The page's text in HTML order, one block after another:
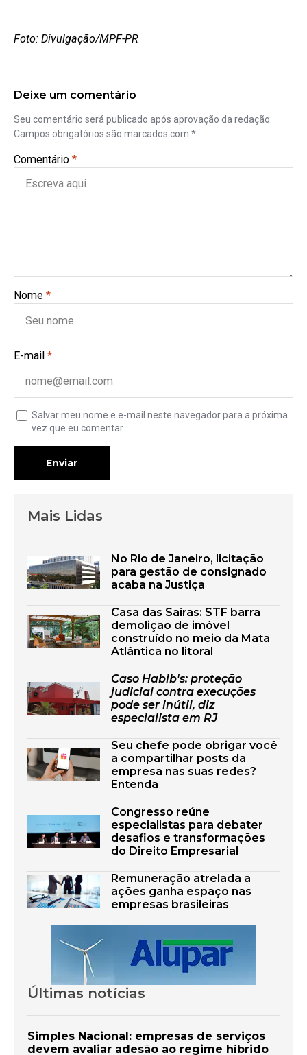
Foto: Divulgação/MPF-PR
Deixe um comentário
Seu comentário será publicado após aprovação da redação.
Campos obrigatórios são marcados com *.
Comentário *
Nome *
E-mail *
Salvar meu nome e e-mail neste navegador para a próxima
vez que eu comentar.
Enviar
Mais Lidas
No Rio de Janeiro, licitação
para gestão de consignado
acaba na Justiça
Casa das Saíras: STF barra
demolição de imóvel
construído no meio da Mata
Atlântica no litoral
Caso Habib's: proteção
judicial contra execuções
pode ser inútil, diz
especialista em RJ
Seu chefe pode obrigar você
a compartilhar posts da
empresa nas suas redes?
Entenda
Congresso reúne
especialistas para debater
desafios e transformações
do Direito Empresarial
Remuneração atrelada a
ações ganha espaço nas
empresas brasileiras
Últimas notícias
Simples Nacional: empresas de serviços
devem avaliar adesão ao regime híbrido